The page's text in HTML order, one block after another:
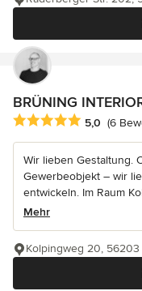
BRÜNING
Durchschnittliche
5,0 (6
Wir lieben Gestaltung.
Gewerbeobjekt – wir
entwickeln. Im Raum
Mehr
Kolpingweg 20,